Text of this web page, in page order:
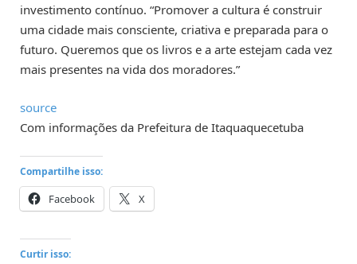
investimento contínuo. “Promover a cultura é construir
uma cidade mais consciente, criativa e preparada para o
futuro. Queremos que os livros e a arte estejam cada vez
mais presentes na vida dos moradores.”
source
Com informações da Prefeitura de Itaquaquecetuba
Compartilhe isso:
Facebook X
Curtir isso: